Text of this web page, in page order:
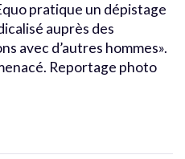
pratique un dépistage
auprès des
avec d’autres hommes».
Reportage photo